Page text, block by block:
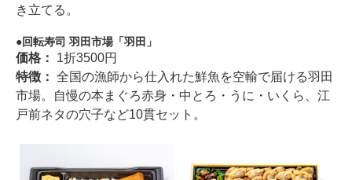
き立てる。
回転寿司 羽田市場「羽田」
価格： 1折3500円
特徴： 全国の漁師から仕入れた鮮魚を空輸で届ける羽田
市場。自慢の本まぐろ赤身・中とろ・うに・いくら、江
戸前ネタの穴子など10貫セット。